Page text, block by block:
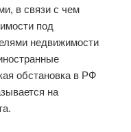
в связи с чем
под
недвижимости
обстановка в РФ
на